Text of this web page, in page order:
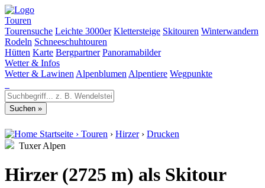
Touren
Tourensuche Leichte 3000er Klettersteige Skitouren Winterwandern
Rodeln Schneeschuhtouren
Hütten Karte Bergpartner Panoramabilder
Wetter & Infos
Wetter & Lawinen Alpenblumen Alpentiere Wegpunkte
Startseite › Touren › Hirzer › Drucken
Tuxer Alpen
Hirzer (2725 m) als Skitour